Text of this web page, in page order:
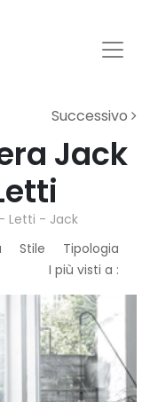
Successivo
Jack
- Letti - Jack
Stile
Tipologia
I più visti a :